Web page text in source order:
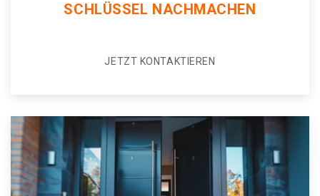
SCHLÜSSEL NACHMACHEN
JETZT KONTAKTIEREN